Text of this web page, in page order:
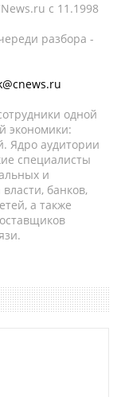
c 11.1998
разбора -
одной
экономики:
Ядро аудитории
специалисты
и
банков,
а также